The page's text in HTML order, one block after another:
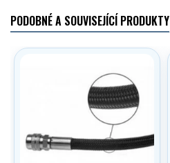
PODOBNÉ A SOUVISEJÍCÍ PRODUKTY